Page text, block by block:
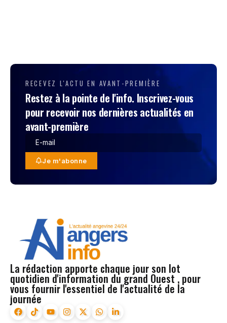
RECEVEZ L'ACTU EN AVANT-PREMIÈRE
Restez à la pointe de l'info. Inscrivez-vous
pour recevoir nos dernières actualités en
avant-première
Je m'abonne
La rédaction apporte chaque jour son lot
quotidien d'information du grand Ouest , pour
vous fournir l'essentiel de l'actualité de la
journée